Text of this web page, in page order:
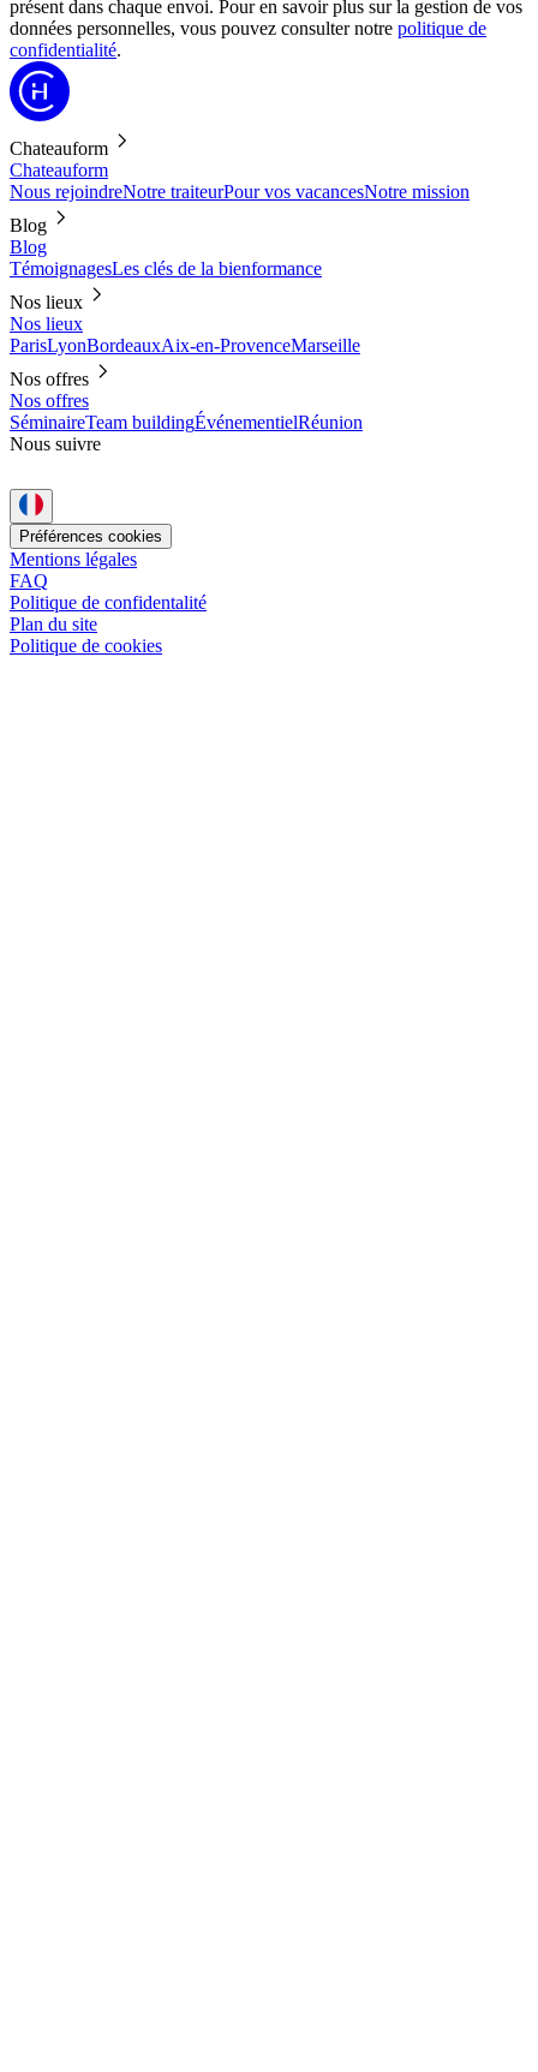
présent dans chaque envoi. Pour en savoir plus sur la gestion de vos
données personnelles, vous pouvez consulter notre politique de
confidentialité.
Chateauform
Chateauform
Nous rejoindreNotre traiteurPour vos vacancesNotre mission
Blog
Blog
TémoignagesLes clés de la bienformance
Nos lieux
Nos lieux
ParisLyonBordeauxAix-en-ProvenceMarseille
Nos offres
Nos offres
SéminaireTeam buildingÉvénementielRéunion
Nous suivre
Préférences cookies
Mentions légales
FAQ
Politique de confidentalité
Plan du site
Politique de cookies